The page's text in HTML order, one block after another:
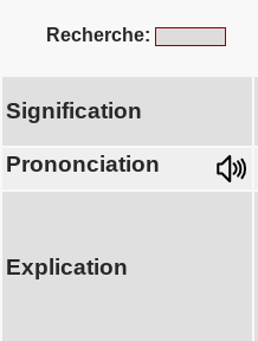
Recherche:
Signification
Prononciation
Explication